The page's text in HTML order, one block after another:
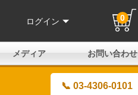
ログイン 0
メディア お問い合わせ
📞 03-4306-0101